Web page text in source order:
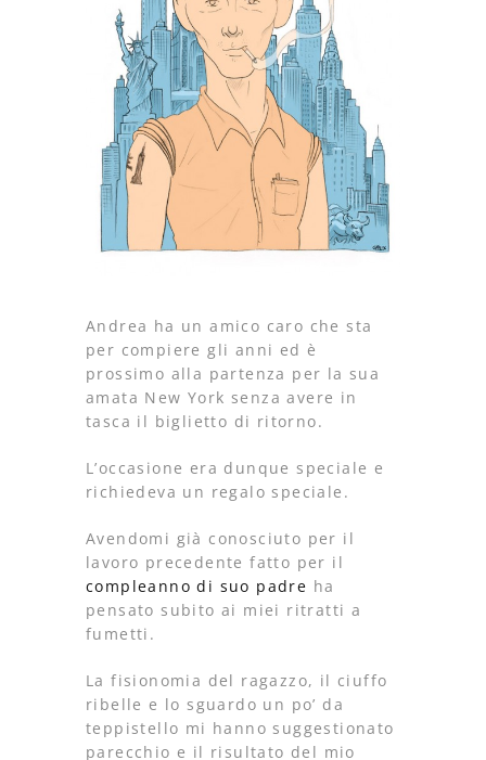
Andrea ha un amico caro che sta
per compiere gli anni ed è
prossimo alla partenza per la sua
amata New York senza avere in
tasca il biglietto di ritorno.
L’occasione era dunque speciale e
richiedeva un regalo speciale.
Avendomi già conosciuto per il
lavoro precedente fatto per il
compleanno di suo padre ha
pensato subito ai miei ritratti a
fumetti.
La fisionomia del ragazzo, il ciuffo
ribelle e lo sguardo un po’ da
teppistello mi hanno suggestionato
parecchio e il risultato del mio